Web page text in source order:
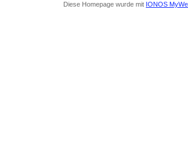
Diese Homepage wurde mit IONOS